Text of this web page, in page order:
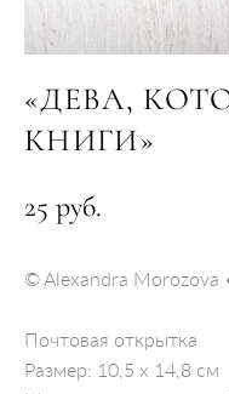
«ДЕВА,
КНИГИ»
25 pуб.
​© Alexandra
Почтовая открытка
Размер: 10,5 x 14,8 см